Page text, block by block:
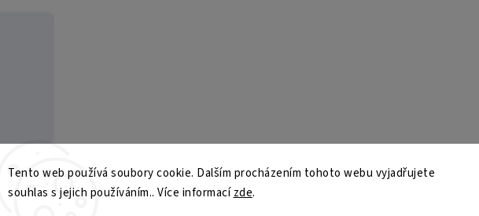
Tento web používá soubory cookie. Dalším procházením tohoto webu vyjadřujete
souhlas s jejich používáním.. Více informacízde.